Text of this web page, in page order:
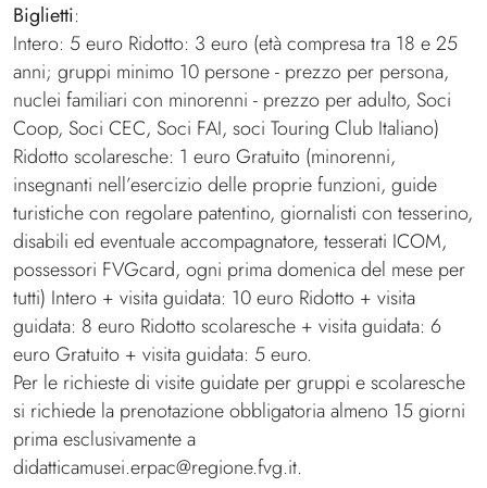
Biglietti:
Intero: 5 euro Ridotto: 3 euro (età compresa tra 18 e 25
anni; gruppi minimo 10 persone - prezzo per persona,
nuclei familiari con minorenni - prezzo per adulto, Soci
Coop, Soci CEC, Soci FAI, soci Touring Club Italiano)
Ridotto scolaresche: 1 euro Gratuito (minorenni,
insegnanti nell’esercizio delle proprie funzioni, guide
turistiche con regolare patentino, giornalisti con tesserino,
disabili ed eventuale accompagnatore, tesserati ICOM,
possessori FVGcard, ogni prima domenica del mese per
tutti) Intero + visita guidata: 10 euro Ridotto + visita
guidata: 8 euro Ridotto scolaresche + visita guidata: 6
euro Gratuito + visita guidata: 5 euro.
Per le richieste di visite guidate per gruppi e scolaresche
si richiede la prenotazione obbligatoria almeno 15 giorni
prima esclusivamente a
didatticamusei.erpac@regione.fvg.it.